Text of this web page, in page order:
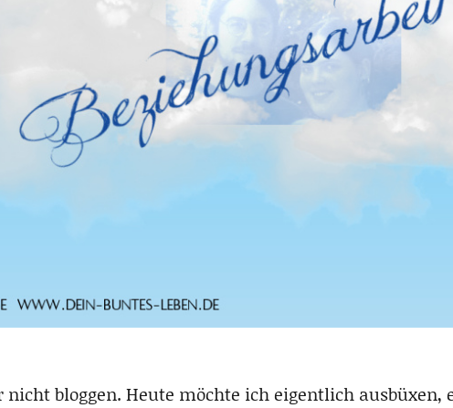
nicht bloggen. Heute möchte ich eigentlich